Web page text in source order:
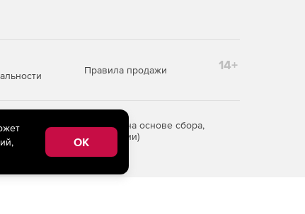
Правила продажи 14+
информации на основе сбора,
Российской Федерации)
OK